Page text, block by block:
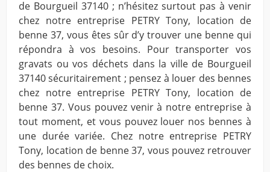
de Bourgueil 37140 ; n’hésitez surtout pas à venir
chez notre entreprise PETRY Tony, location de
benne 37, vous êtes sûr d’y trouver une benne qui
répondra à vos besoins. Pour transporter vos
gravats ou vos déchets dans la ville de Bourgueil
37140 sécuritairement ; pensez à louer des bennes
chez notre entreprise PETRY Tony, location de
benne 37. Vous pouvez venir à notre entreprise à
tout moment, et vous pouvez louer nos bennes à
une durée variée. Chez notre entreprise PETRY
Tony, location de benne 37, vous pouvez retrouver
des bennes de choix.